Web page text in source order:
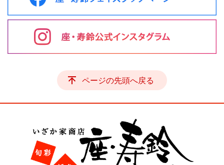
ページの先頭へ戻る